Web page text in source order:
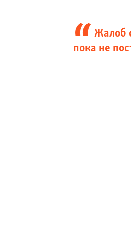
Жалоб
пока не